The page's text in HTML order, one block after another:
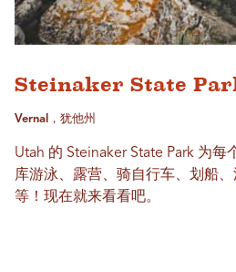
Steinaker State
Vernal，犹他州
Utah 的 Steinaker State Park 为
库游泳、露营、骑自行车、划船
等！现在就来看看吧。